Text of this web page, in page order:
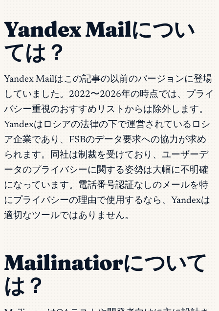
Yandex Mailについ
ては？
Yandex Mailはこの記事の以前のバージョンに登場
していました。2022〜2026年の時点では、プライ
バシー重視のおすすめリストからは除外します。
Yandexはロシアの法律の下で運営されているロシ
ア企業であり、FSBのデータ要求への協力が求め
られます。同社は制裁を受けており、ユーザーデ
ータのプライバシーに関する姿勢は大幅に不明確
になっています。電話番号認証なしのメールを特
にプライバシーの理由で使用するなら、Yandexは
適切なツールではありません。
Mailinatiorについて
は？